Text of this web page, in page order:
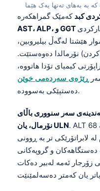
کبد
هێشتا لەگەڵ بیلیروبین،
نۆرمالدا دەوەستێت.
کیمیای تۆدا هاتووە،
ڕێژەی سەردەمی خوێن
دەستپێکی بەسوودە.
سەر سنووری باڵای
نۆرمال، یان ULN. ALT ـێک لە 68 U/L لە یەک لابراتۆرێکدا
لابراتۆرێکی تر بە ڕوونی
دەستگاهەکان و گروپەکانی
ئەمە لەبیر دەکات